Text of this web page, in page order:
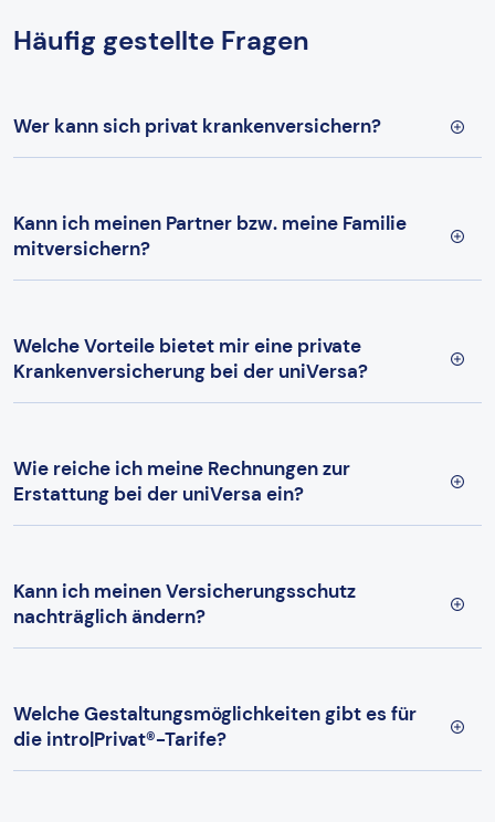
Häufig gestellte Fragen
Wer kann sich privat krankenversichern?
Kann ich meinen Partner bzw. meine Familie
mitversichern?
Welche Vorteile bietet mir eine private
Krankenversicherung bei der uniVersa?
Wie reiche ich meine Rechnungen zur
Erstattung bei der uniVersa ein?
Kann ich meinen Versicherungsschutz
nachträglich ändern?
Welche Gestaltungsmöglichkeiten gibt es für
die intro|Privat®-Tarife?